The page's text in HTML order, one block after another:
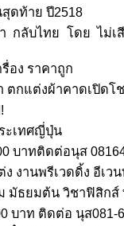
ดท้าย ปี2518
กลับไทย โดย ไม่เ
อง ราคาถูก
กแต่งผ้าคาดเปิดโ
ะเทศญี่ปุ่น
บาทติดต่อนุส
งานพรีเวดดิ้ง อีเว
มัธยมต้น วิชาฟิสิกส์
บาท ติดต่อ นุส081-